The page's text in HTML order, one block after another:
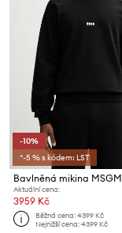
-10%
*-5 % s kódem: LST
Bavlněná mikina MSGM
Aktuální cena:
3959 Kč
Běžná cena:4399 Kč
Nejnižší cena:4399 Kč